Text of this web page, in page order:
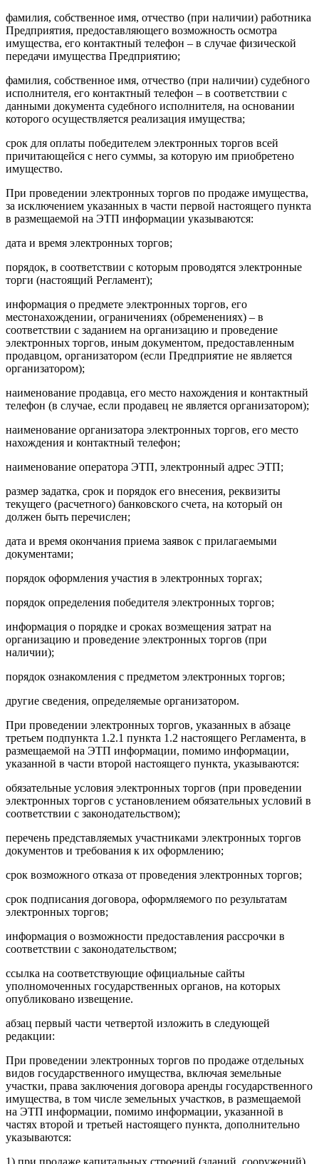
фамилия, собственное имя, отчество (при наличии) работника
Предприятия, предоставляющего возможность осмотра
имущества, его контактный телефон – в случае физической
передачи имущества Предприятию;
фамилия, собственное имя, отчество (при наличии) судебного
исполнителя, его контактный телефон – в соответствии с
данными документа судебного исполнителя, на основании
которого осуществляется реализация имущества;
срок для оплаты победителем электронных торгов всей
причитающейся с него суммы, за которую им приобретено
имущество.
При проведении электронных торгов по продаже имущества,
за исключением указанных в части первой настоящего пункта
в размещаемой на ЭТП информации указываются:
дата и время электронных торгов;
порядок, в соответствии с которым проводятся электронные
торги (настоящий Регламент);
информация о предмете электронных торгов, его
местонахождении, ограничениях (обременениях) – в
соответствии с заданием на организацию и проведение
электронных торгов, иным документом, предоставленным
продавцом, организатором (если Предприятие не является
организатором);
наименование продавца, его место нахождения и контактный
телефон (в случае, если продавец не является организатором);
наименование организатора электронных торгов, его место
нахождения и контактный телефон;
наименование оператора ЭТП, электронный адрес ЭТП;
размер задатка, срок и порядок его внесения, реквизиты
текущего (расчетного) банковского счета, на который он
должен быть перечислен;
дата и время окончания приема заявок с прилагаемыми
документами;
порядок оформления участия в электронных торгах;
порядок определения победителя электронных торгов;
информация о порядке и сроках возмещения затрат на
организацию и проведение электронных торгов (при
наличии);
порядок ознакомления с предметом электронных торгов;
другие сведения, определяемые организатором.
При проведении электронных торгов, указанных в абзаце
третьем подпункта 1.2.1 пункта 1.2 настоящего Регламента, в
размещаемой на ЭТП информации, помимо информации,
указанной в части второй настоящего пункта, указываются:
обязательные условия электронных торгов (при проведении
электронных торгов с установлением обязательных условий в
соответствии с законодательством);
перечень представляемых участниками электронных торгов
документов и требования к их оформлению;
срок возможного отказа от проведения электронных торгов;
срок подписания договора, оформляемого по результатам
электронных торгов;
информация о возможности предоставления рассрочки в
соответствии с законодательством;
ссылка на соответствующие официальные сайты
уполномоченных государственных органов, на которых
опубликовано извещение.
абзац первый части четвертой изложить в следующей
редакции:
При проведении электронных торгов по продаже отдельных
видов государственного имущества, включая земельные
участки, права заключения договора аренды государственного
имущества, в том числе земельных участков, в размещаемой
на ЭТП информации, помимо информации, указанной в
частях второй и третьей настоящего пункта, дополнительно
указываются:
1) при продаже капитальных строений (зданий, сооружений),